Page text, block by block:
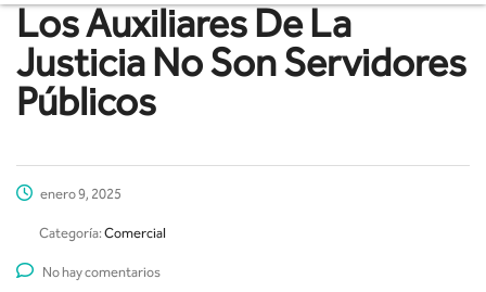
Los Auxiliares De La
Justicia No Son Servidores
Públicos
enero 9, 2025
Categoría: Comercial
No hay comentarios